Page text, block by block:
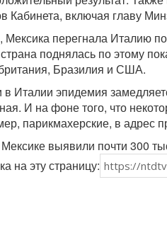
Кабинета, включая главу
перегнала Италию
поднялась по этому
Бразилия и США.
Италии эпидемия
И на фоне того, что
парикмахерские, в адрес
выявили почти 300
на эту страницу: